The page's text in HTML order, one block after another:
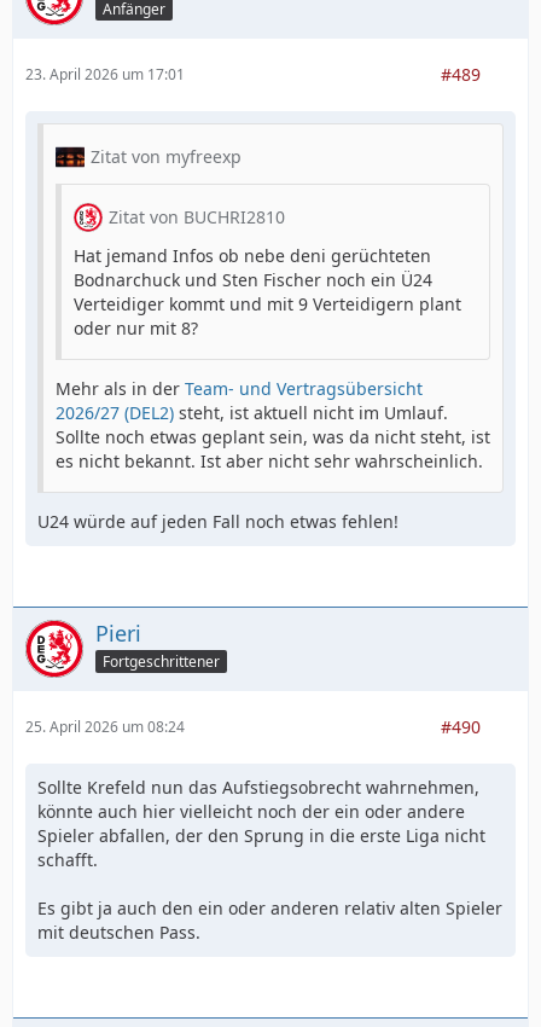
Anfänger
23. April 2026 um 17:01 #489
Zitat von myfreexp
Zitat von BUCHRI2810
Hat jemand Infos ob nebe deni gerüchteten
Bodnarchuck und Sten Fischer noch ein Ü24
Verteidiger kommt und mit 9 Verteidigern plant
oder nur mit 8?
Mehr als in der Team- und Vertragsübersicht
2026/27 (DEL2) steht, ist aktuell nicht im Umlauf.
Sollte noch etwas geplant sein, was da nicht steht, ist
es nicht bekannt. Ist aber nicht sehr wahrscheinlich.
U24 würde auf jeden Fall noch etwas fehlen!
Pieri
Fortgeschrittener
25. April 2026 um 08:24 #490
Sollte Krefeld nun das Aufstiegsobrecht wahrnehmen,
könnte auch hier vielleicht noch der ein oder andere
Spieler abfallen, der den Sprung in die erste Liga nicht
schafft.
Es gibt ja auch den ein oder anderen relativ alten Spieler
mit deutschen Pass.